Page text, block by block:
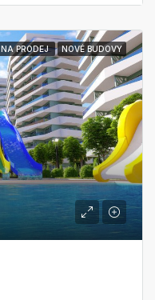
NA PRODEJ NOVÉ BUDOVY